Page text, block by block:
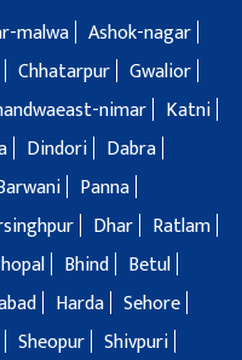
malwa Ashok-nagar
Chhatarpur Gwalior
nimar
Katni
Dindori
Dabra
Panna
Dhar
Ratlam
Bhind
Betul
Harda Sehore
Sheopur Shivpuri